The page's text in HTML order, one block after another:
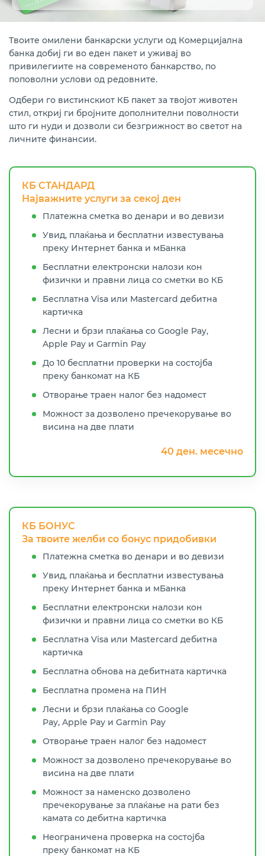
Zipp пакет за млади
Твоите омилени банкарски услуги од Комерцијална
банка добиј ги во еден пакет и уживај во
привилегиите на современото банкарство, по
поповолни услови од редовните.
Одбери го вистинскиот КБ пакет за твојот животен
стил, откриј ги бројните дополнителни поволности
што ги нуди и дозволи си безгрижност во светот на
личните финансии.
КБ СТАНДАРД
Најважните услуги за секој ден
Платежна сметка во денари и во девизи
Увид, плаќања и бесплатни известувања
преку Интернет банка и мБанка
Бесплатни електронски налози кон
физички и правни лица со сметки во КБ
Бесплатна Visa или Mastercard дебитна
картичка
Лесни и брзи плаќања со Google Pay,
Apple Pay и Garmin Pay
До 10 бесплатни проверки на состојба
преку банкомат на КБ
Отворање траен налог без надомест
Можност за дозволено пречекорување во
висина на две плати
40 ден. месечно
КБ БОНУС
За твоите желби со бонус придобивки
Платежна сметка во денари и во девизи
Увид, плаќања и бесплатни известувања
преку Интернет банка и мБанка
Бесплатни електронски налози кон
физички и правни лица со сметки во КБ
Бесплатна Visa или Mastercard дебитна
картичка
Бесплатна обнова на дебитната картичка
Бесплатна промена на ПИН
Лесни и брзи плаќања со Google
Pay, Apple Pay и Garmin Pay
Отворање траен налог без надомест
Можност за дозволено пречекорување во
висина на две плати
Можност за наменско дозволено
пречекорување за плаќање на рати без
камата со дебитна картичка
Неограничена проверка на состојба
преку банкомат на КБ